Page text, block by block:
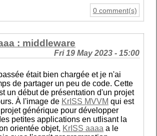
0 comment(s)
: middleware
Fri 19 May 2023 - 15:00
était bien chargée et je n'ai
de partager un peu de code. Cette
un début de présentation d'un projet
À l'image de KrISS MVVM qui est
générique pour développer
petites applications en utlisant la
orientée objet, KrISS aaaa a le